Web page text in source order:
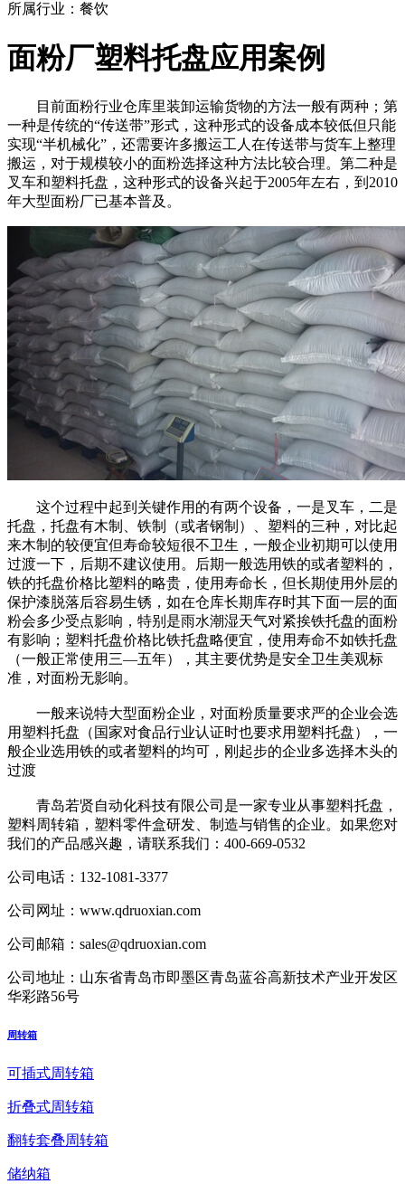
所属行业： 餐饮
面粉厂塑料托盘应用案例
目前面粉行业仓库里装卸运输货物的方法一般有两种；第
一种是传统的“传送带”形式，这种形式的设备成本较低但只能
实现“半机械化”，还需要许多搬运工人在传送带与货车上整理
搬运，对于规模较小的面粉选择这种方法比较合理。第二种是
叉车和塑料托盘，这种形式的设备兴起于2005年左右，到2010
年大型面粉厂已基本普及。
这个过程中起到关键作用的有两个设备，一是叉车，二是
托盘，托盘有木制、铁制（或者钢制）、塑料的三种，对比起
来木制的较便宜但寿命较短很不卫生，一般企业初期可以使用
过渡一下，后期不建议使用。后期一般选用铁的或者塑料的，
铁的托盘价格比塑料的略贵，使用寿命长，但长期使用外层的
保护漆脱落后容易生锈，如在仓库长期库存时其下面一层的面
粉会多少受点影响，特别是雨水潮湿天气对紧挨铁托盘的面粉
有影响；塑料托盘价格比铁托盘略便宜，使用寿命不如铁托盘
（一般正常使用三—五年），其主要优势是安全卫生美观标
准，对面粉无影响。
一般来说特大型面粉企业，对面粉质量要求严的企业会选
用塑料托盘（国家对食品行业认证时也要求用塑料托盘），一
般企业选用铁的或者塑料的均可，刚起步的企业多选择木头的
过渡
青岛若贤自动化科技有限公司 是一家专业从事塑料托盘，
塑料周转箱，塑料零件盒研发、制造与销售的企业。如果您对
我们的产品感兴趣，请联系我们： 400-669-0532
公司电话： 132-1081-3377
公司网址： www.qdruoxian.com
公司邮箱： sales@qdruoxian.com
公司地址： 山东省青岛市即墨区青岛蓝谷高新技术产业开发区
华彩路56号
周转箱
可插式周转箱
折叠式周转箱
翻转套叠周转箱
储纳箱